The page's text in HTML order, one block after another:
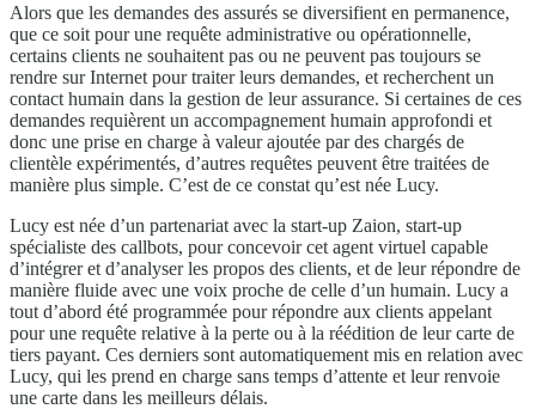
Alors que les demandes des assurés se diversifient en permanence,
que ce soit pour une requête administrative ou opérationnelle,
certains clients ne souhaitent pas ou ne peuvent pas toujours se
rendre sur Internet pour traiter leurs demandes, et recherchent un
contact humain dans la gestion de leur assurance. Si certaines de ces
demandes requièrent un accompagnement humain approfondi et
donc une prise en charge à valeur ajoutée par des chargés de
clientèle expérimentés, d’autres requêtes peuvent être traitées de
manière plus simple. C’est de ce constat qu’est née Lucy.
Lucy est née d’un partenariat avec la start-up Zaion, start-up
spécialiste des callbots, pour concevoir cet agent virtuel capable
d’intégrer et d’analyser les propos des clients, et de leur répondre de
manière fluide avec une voix proche de celle d’un humain. Lucy a
tout d’abord été programmée pour répondre aux clients appelant
pour une requête relative à la perte ou à la réédition de leur carte de
tiers payant. Ces derniers sont automatiquement mis en relation avec
Lucy, qui les prend en charge sans temps d’attente et leur renvoie
une carte dans les meilleurs délais.